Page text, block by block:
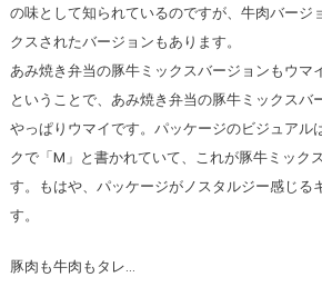
の味として知られているのですが、牛肉バージ
クスされたバージョンもあります。
あみ焼き弁当の豚牛ミックスバージョンもウマ
ということで、あみ焼き弁当の豚牛ミックスバ
やっぱりウマイです。パッケージのビジュアル
クで「M」と書かれていて、これが豚牛ミック
す。もはや、パッケージがノスタルジー感じる
す。
豚肉も牛肉もタレ…